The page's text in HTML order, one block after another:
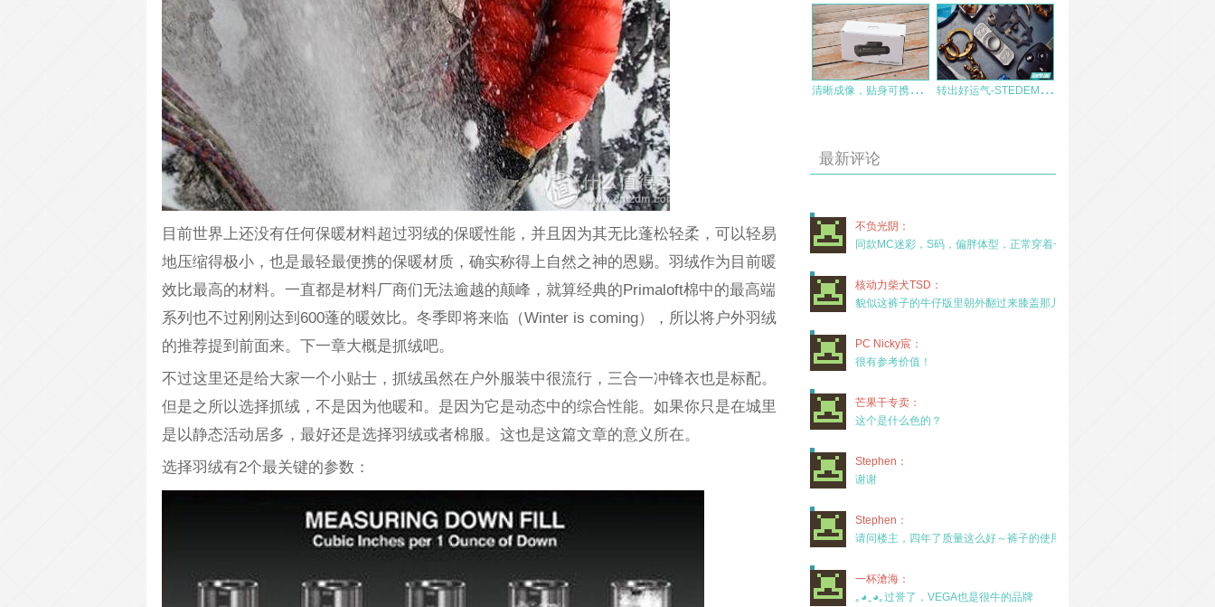
目前世界上还没有任何保暖材料超过羽绒的保暖性能，并且因为其无比蓬松轻柔，可以轻易
地压缩得极小，也是最轻最便携的保暖材质，确实称得上自然之神的恩赐。羽绒作为目前暖
效比最高的材料。一直都是材料厂商们无法逾越的颠峰，就算经典的Primaloft棉中的最高端
系列也不过刚刚达到600蓬的暖效比。冬季即将来临（Winter is coming），所以将户外羽绒
的推荐提到前面来。下一章大概是抓绒吧。
不过这里还是给大家一个小贴士，抓绒虽然在户外服装中很流行，三合一冲锋衣也是标配。
但是之所以选择抓绒，不是因为他暖和。是因为它是动态中的综合性能。如果你只是在城里
是以静态活动居多，最好还是选择羽绒或者棉服。这也是这篇文章的意义所在。
选择羽绒有2个最关键的参数：
清
晰成像，贴身可携！星特朗几何单筒望远镜赏评 转
出好运气-STEDEMON指尖陀螺赏玩
最新评论
不负光阴：
同款MC迷彩，S码，偏胖体型，正常穿着一年半，没
核动力柴犬TSD：
貌似这裤子的牛仔版里朝外翻过来膝盖那儿有放护膝的
PC Nicky宸：
很有参考价值！
芒果干专卖：
这个是什么色的？
Stephen：
谢谢
Stephen：
请问楼主，四年了质量这么好～裤子的使用率高吗？
一杯滄海：
｡◕‿◕｡过誉了，VEGA也是很牛的品牌